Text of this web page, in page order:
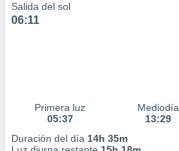
Salida del sol
06:11
Primera luz
05:37
Mediodía
13:29
Duración del día 14h 35m